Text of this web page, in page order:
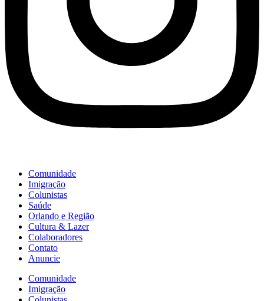
Comunidade
Imigração
Colunistas
Saúde
Orlando e Região
Cultura & Lazer
Colaboradores
Contato
Anuncie
Comunidade
Imigração